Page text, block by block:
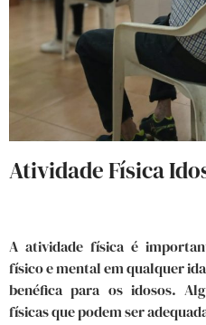
Atividade Física
A atividade física é
físico e mental em qualquer
benéfica para os idosos.
físicas que podem ser